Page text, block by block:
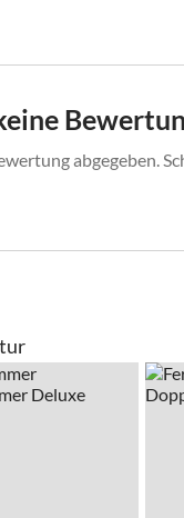
abgegeben.